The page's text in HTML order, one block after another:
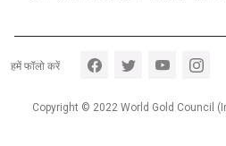
Footer section 5
हमें फॉलो करें
Copyright © 2022 World Gold Council